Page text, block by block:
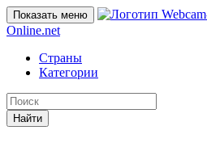
Показать меню
Online.net
Страны
Категории
Найти